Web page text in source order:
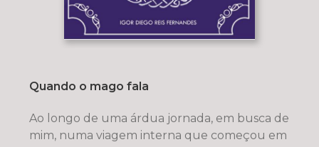
Quando o mago fala
Ao longo de uma árdua jornada, em busca de
mim, numa viagem interna que começou em